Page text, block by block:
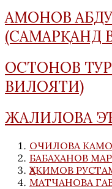
АМОНОВ
(САМАРҚАНД
ОСТОНОВ
ВИЛОЯТИ)
ЖАЛИЛОВА
ОЧИЛОВА
БАБАХАНОВ
ҲАКИМОВ
МАТЧАНОВА